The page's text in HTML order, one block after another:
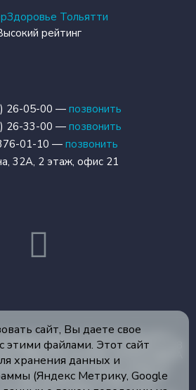
рейтинг
26-05-00 — позвонить
26-33-00 — позвонить
01-10 — позвонить
32А, 2 этаж, офис 21
Медикон Тольятти Лечебно-
ЛИЦЕНЗИЯ ЛО-163-01-003291 от 28
НЕОБХОДИМА
Уважаемые пациенты!
ЛДЦ «Медикон», обращает Ваше
данный интернет-сайт носит
сайт, Вы даете свое
этими файлами. Этот сайт
хранения данных и
(Яндекс Метрику, Google